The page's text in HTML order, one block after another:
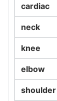
cardiac
neck
knee
elbow
shoulder